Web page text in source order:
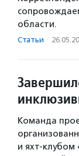
области.
Статьи ·
Команда
и яхт-клубом